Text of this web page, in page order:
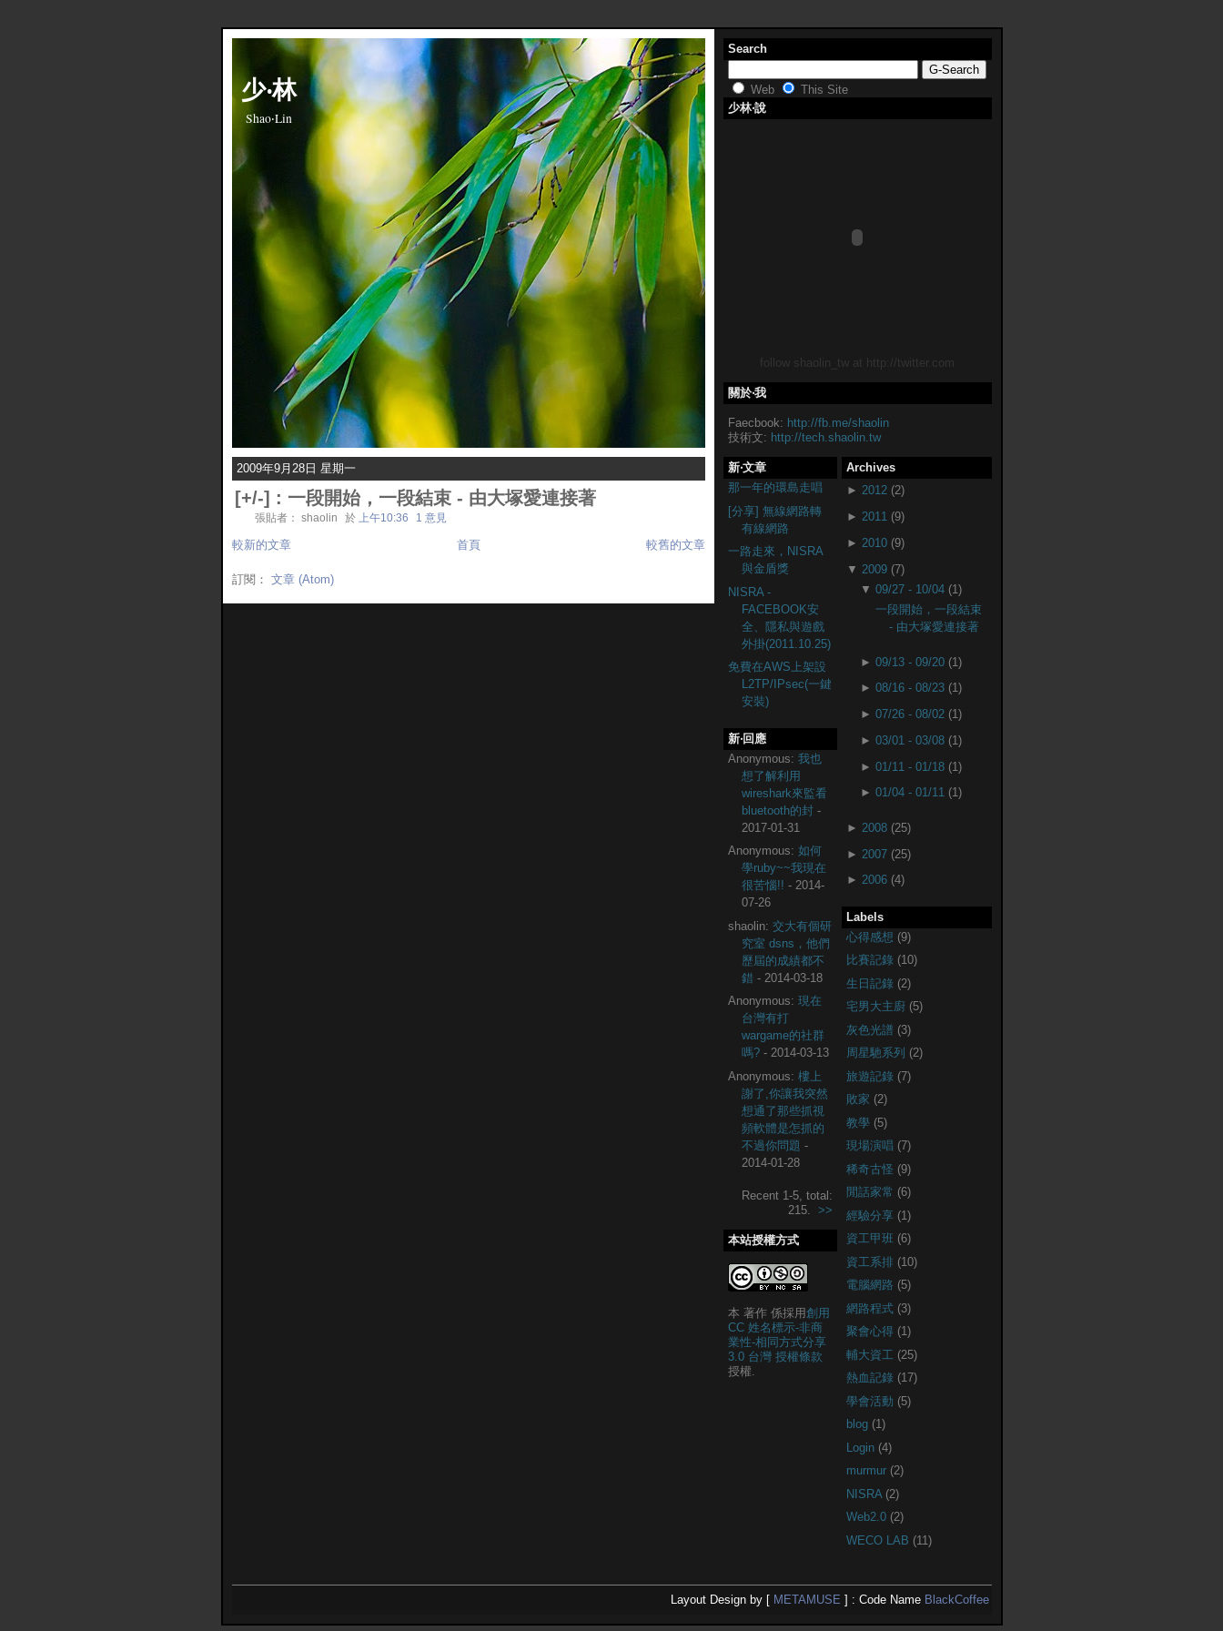
少‧林
Shao‧Lin
2009年9月28日 星期一
[+/-] : 一段開始，一段結束 - 由大塚愛連接著
張貼者： shaolin 於 上午10:36 1 意見
較新的文章 較舊的文章
首頁
訂閱： 文章 (Atom)
Search
Web
This Site
少林‧說
follow shaolin_tw at http://twitter.com
關於‧我
Faecbook: http://fb.me/shaolin
技術文: http://tech.shaolin.tw
Archives
► 2012 (2)
► 2011 (9)
► 2010 (9)
▼ 2009 (7)
▼09/27 - 10/04 (1)
一段開始，一段結束
- 由大塚愛連接著
►09/13 - 09/20 (1)
►08/16 - 08/23 (1)
►07/26 - 08/02 (1)
►03/01 - 03/08 (1)
►01/11 - 01/18 (1)
►01/04 - 01/11 (1)
► 2008 (25)
► 2007 (25)
► 2006 (4)
Labels
心得感想 (9)
比賽記錄 (10)
生日記錄 (2)
宅男大主廚 (5)
灰色光譜 (3)
周星馳系列 (2)
旅遊記錄 (7)
敗家 (2)
教學 (5)
現場演唱 (7)
稀奇古怪 (9)
閒話家常 (6)
經驗分享 (1)
資工甲班 (6)
資工系排 (10)
電腦網路 (5)
網路程式 (3)
聚會心得 (1)
輔大資工 (25)
熱血記錄 (17)
學會活動 (5)
blog (1)
Login (4)
murmur (2)
NISRA (2)
Web2.0 (2)
WECO LAB (11)
新‧文章
那一年的環島走唱
[分享] 無線網路轉
有線網路
一路走來，NISRA
與金盾獎
NISRA -
FACEBOOK安
全、隱私與遊戲
外掛(2011.10.25)
免費在AWS上架設
L2TP/IPsec(一鍵
安裝)
新‧回應
Anonymous: 我也
想了解利用
wireshark來監看
bluetooth的封-
2017-01-31
Anonymous: 如何
學ruby~~我現在
很苦惱!! - 2014-
07-26
shaolin: 交大有個研
究室 dsns，他們
歷屆的成績都不
錯- 2014-03-18
Anonymous: 現在
台灣有打
wargame的社群
嗎?- 2014-03-13
Anonymous: 樓上
謝了,你讓我突然
想通了那些抓視
頻軟體是怎抓的
不過你問題 -
2014-01-28
Recent 1-5, total:
215. >>
本站授權方式
本 著作 係採用創用
CC 姓名標示-非商
業性-相同方式分享
3.0 台灣 授權條款
授權.
Layout Design by [ METAMUSE ] : Code Name BlackCoffee